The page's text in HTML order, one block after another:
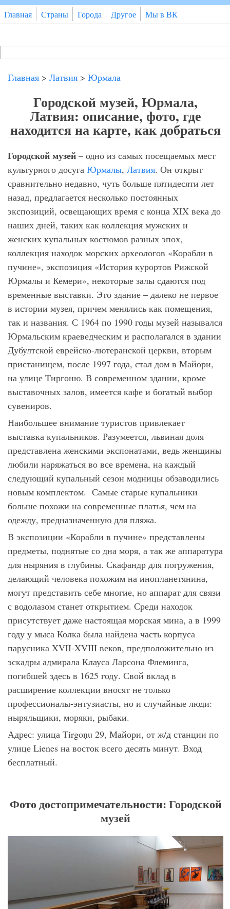
Перейти к основному содержанию
Главная Страны Города Другое Мы в ВК
Форма поиска
Главная > Латвия > Юрмала
Городской музей, Юрмала,
Латвия: описание, фото, где
находится на карте, как добраться
Городской музей – одно из самых посещаемых мест
культурного досуга Юрмалы, Латвия. Он открыт
сравнительно недавно, чуть больше пятидесяти лет
назад, предлагается несколько постоянных
экспозиций, освещающих время с конца XIX века до
наших дней, таких как коллекция мужских и
женских купальных костюмов разных эпох,
коллекция находок морских археологов «Корабли в
пучине», экспозиция «История курортов Рижской
Юрмалы и Кемери», некоторые залы сдаются под
временные выставки. Это здание – далеко не первое
в истории музея, причем менялись как помещения,
так и названия. С 1964 по 1990 годы музей назывался
Юрмальским краеведческим и располагался в здании
Дубултской еврейско-лютеранской церкви, вторым
пристанищем, после 1997 года, стал дом в Майори,
на улице Тиргоню. В современном здании, кроме
выставочных залов, имеется кафе и богатый выбор
сувениров.
Наибольшее внимание туристов привлекает
выставка купальников. Разумеется, львиная доля
представлена женскими экспонатами, ведь женщины
любили наряжаться во все времена, на каждый
следующий купальный сезон модницы обзаводились
новым комплектом. Самые старые купальники
больше похожи на современные платья, чем на
одежду, предназначенную для пляжа.
В экспозиции «Корабли в пучине» представлены
предметы, поднятые со дна моря, а так же аппаратура
для ныряния в глубины. Скафандр для погружения,
делающий человека похожим на инопланетянина,
могут представить себе многие, но аппарат для связи
с водолазом станет открытием. Среди находок
присутствует даже настоящая морская мина, а в 1999
году у мыса Колка была найдена часть корпуса
парусника XVII-XVIII веков, предположительно из
эскадры адмирала Клауса Ларсона Флеминга,
погибшей здесь в 1625 году. Свой вклад в
расширение коллекции вносят не только
профессионалы-энтузиасты, но и случайные люди:
ныряльщики, моряки, рыбаки.
Адрес: улица Tirgoņu 29, Майори, от ж/д станции по
улице Lienes на восток всего десять минут. Вход
бесплатный.
Фото достопримечательности: Городской
музей